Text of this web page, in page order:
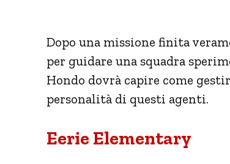
Dopo una missione finita
per guidare una squadra
Hondo dovrà capire come
personalità di questi agenti.
Eerie Elementary